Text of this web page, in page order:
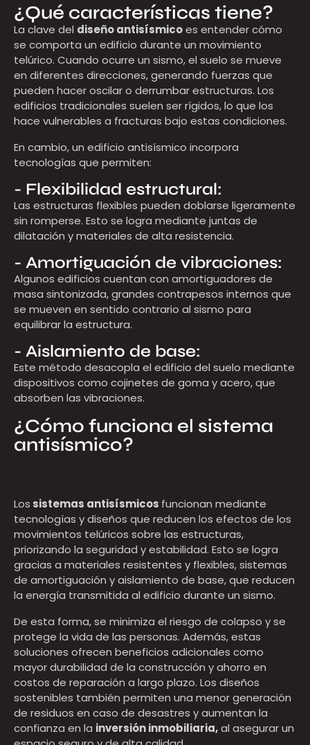
¿Qué características tiene?
La clave del diseño antisísmicoes entender cómo
se comporta un edificio durante un movimiento
telúrico. Cuando ocurre un sismo, el suelo se mueve
en diferentes direcciones, generando fuerzas que
pueden hacer oscilar o derrumbar estructuras. Los
edificios tradicionales suelen ser rígidos, lo que los
hace vulnerables a fracturas bajo estas condiciones.
En cambio, un edificio antisísmico incorpora
tecnologías que permiten:
- Flexibilidad estructural:
Las estructuras flexibles pueden doblarse ligeramente
sin romperse. Esto se logra mediante juntas de
dilatación y materiales de alta resistencia.
- Amortiguación de vibraciones:
Algunos edificios cuentan con amortiguadores de
masa sintonizada, grandes contrapesos internos que
se mueven en sentido contrario al sismo para
equilibrar la estructura.
- Aislamiento de base:
Este método desacopla el edificio del suelo mediante
dispositivos como cojinetes de goma y acero, que
absorben las vibraciones.
¿Cómo funciona el sistema
antisísmico?
Los sistemas antisísmicos funcionan mediante
tecnologías y diseños que reducen los efectos de los
movimientos telúricos sobre las estructuras,
priorizando la seguridad y estabilidad. Esto se logra
gracias a materiales resistentes y flexibles, sistemas
de amortiguación y aislamiento de base, que reducen
la energía transmitida al edificio durante un sismo.
De esta forma, se minimiza el riesgo de colapso y se
protege la vida de las personas. Además, estas
soluciones ofrecen beneficios adicionales como
mayor durabilidad de la construcción y ahorro en
costos de reparación a largo plazo. Los diseños
sostenibles también permiten una menor generación
de residuos en caso de desastres y aumentan la
confianza en la inversión inmobiliaria,al asegurar un